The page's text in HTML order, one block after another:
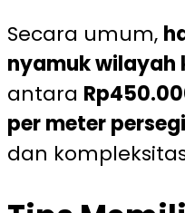
Secara umum,
nyamuk wilayah
antara
per meter persegi
dan